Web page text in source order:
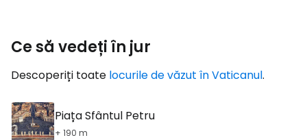
Ce să vedeți în jur
Descoperiți toate locurile de văzut în Vaticanul.
Piața Sfântul Petru
+ 190 m